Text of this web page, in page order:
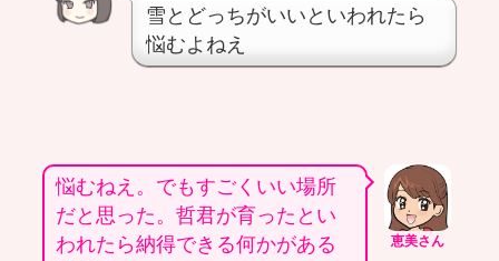
雪とどっちがいいといわれたら
悩むよねえ
恵美さん
悩むねえ。でもすごくいい場所
だと思った。哲君が育ったとい
われたら納得できる何かがある